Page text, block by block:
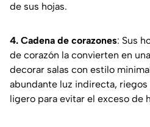
de sus hojas.
4. Cadena de corazones: Sus
de corazón la convierten en
decorar salas con estilo
abundante luz indirecta,
ligero para evitar el exceso de